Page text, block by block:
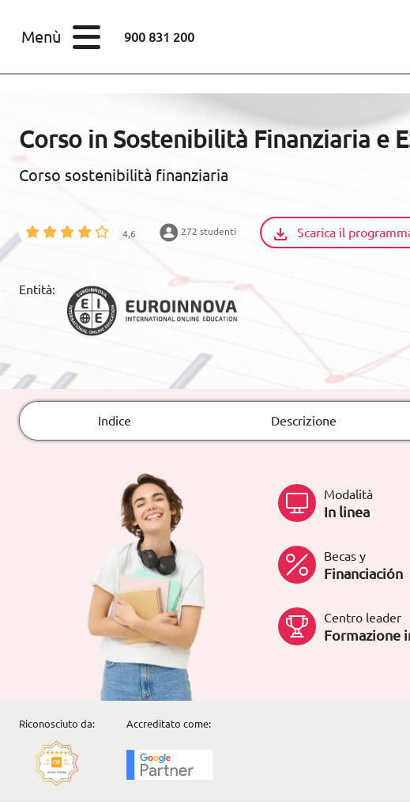
Menù 900 831 200
STUDI
RISORSE EDUCATIVE
ARTICOLI
Rete fissa: 900 831 200
Master
Corso in Sostenibilità Finanziaria e
Corso sostenibilità finanziaria
4,6 272 studenti Scarica il
Entità:
Indice Descrizione
Modalità
In linea
Becas y
Financiación
Centro leader
Formazione
Riconosciuto da: Accreditato come: